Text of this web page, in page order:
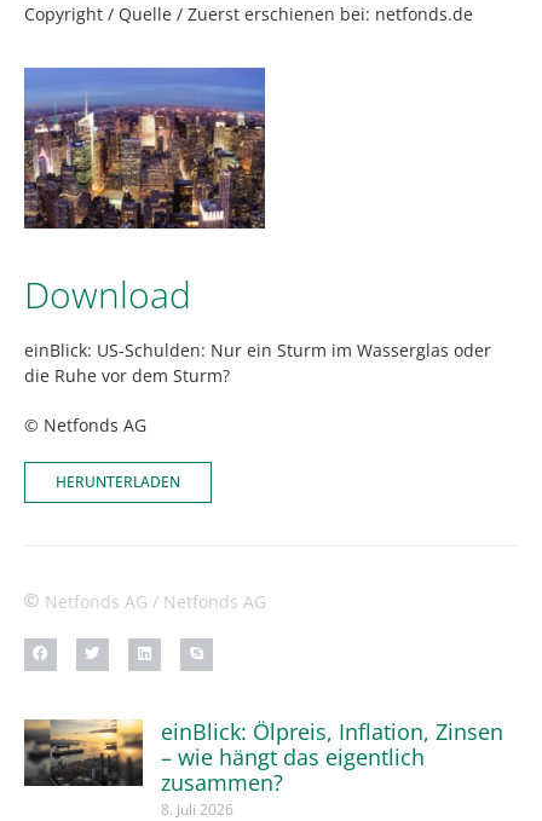
Copyright / Quelle / Zuerst erschienen bei: netfonds.de
Download
einBlick: US-Schulden: Nur ein Sturm im Wasserglas oder
die Ruhe vor dem Sturm?
© Netfonds AG
HERUNTERLADEN
Netfonds AG / Netfonds AG
einBlick: Ölpreis, Inflation, Zinsen
– wie hängt das eigentlich
zusammen?
8. Juli 2026